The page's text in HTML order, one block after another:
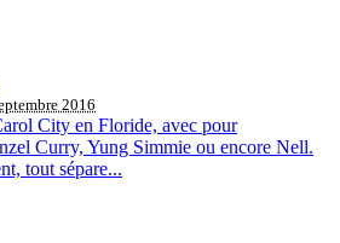
2016
City en Floride, avec pour
Curry, Yung Simmie ou encore Nell.
tout sépare...